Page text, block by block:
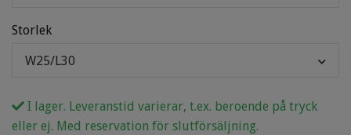
Storlek
W25/L30
I lager. Leveranstid varierar, t.ex. beroende på tryck
eller ej. Med reservation för slutförsäljning.